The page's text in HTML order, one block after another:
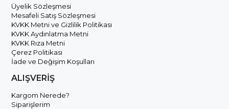
Üyelik Sözleşmesi
Mesafeli Satış Sözleşmesi
KVKK Metni ve Gizlilik Politikası
KVKK Aydınlatma Metni
KVKK Rıza Metni
Çerez Politikası
İade ve Değişim Koşulları
ALIŞVERİŞ
Kargom Nerede?
Siparişlerim